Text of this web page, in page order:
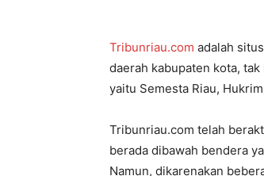
Tribunriau.com adalah
daerah kabupaten kota,
yaitu Semesta Riau,
Tribunriau.com telah
berada dibawah bendera
Namun, dikarenakan